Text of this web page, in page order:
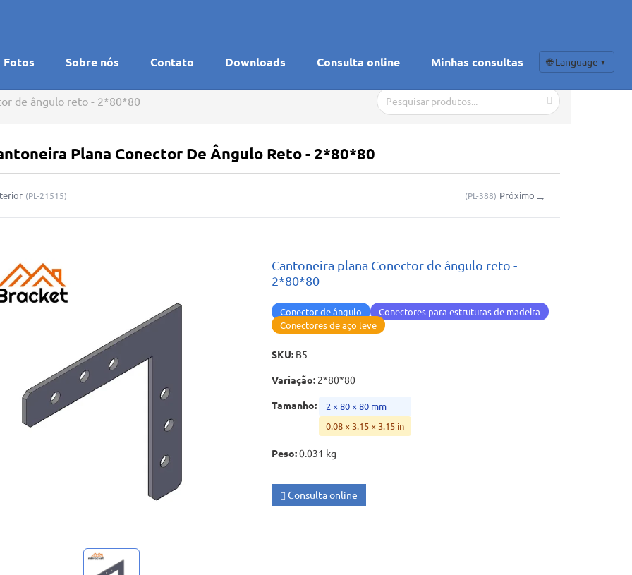
Fotos Sobre nós Contato Downloads Consulta online Minhas consultas 🌐 Language ▼
de ângulo reto - 2*80*80
Plana Conector De Ângulo Reto - 2*80*80
(PL-21515) (PL-388) Próximo →
Cantoneira plana Conector de ângulo reto -
2*80*80
Conector de ângulo
Conectores para estruturas de madeira
Conectores de aço leve
SKU: B5
Variação: 2*80*80
Tamanho:
2 × 80 × 80 mm
0.08 × 3.15 × 3.15 in
Peso:0.031 kg
Consulta online